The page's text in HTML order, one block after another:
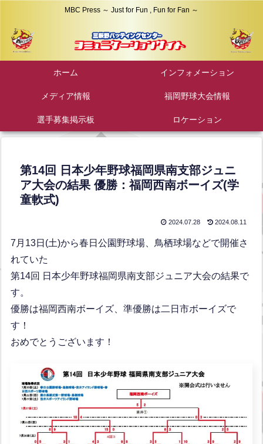
MBC Press ～ Just for Fun , Fun for Fan ～
ホーム インフォメーション
メディア情報 福岡野球大会情報
選手募集掲示板 ロケーション
第14回 日本少年野球福岡県南支部ジュニ
ア大会の結果 優勝：福岡西南ボーイズ(学
童軟式)
2024.07.28 2024.08.11
7月13日(土)から春日公園野球場、鳥栖球場などで開催さ
れていた
第14回 日本少年野球福岡県南支部ジュニア大会の結果で
す。
優勝は福岡西南ボーイズ、準優勝は二日市ボーイズで
す！
おめでとうございます！